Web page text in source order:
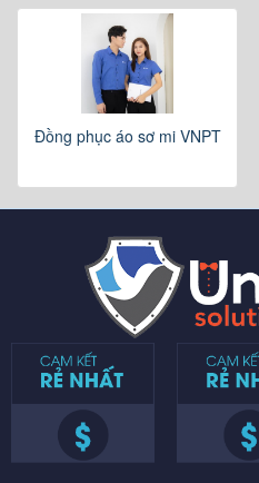
Đồng phục áo sơ mi VNPT